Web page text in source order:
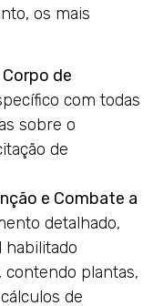
os mais
de
com todas
sobre o
de
e Combate a
detalhado,
habilitado
plantas,
de